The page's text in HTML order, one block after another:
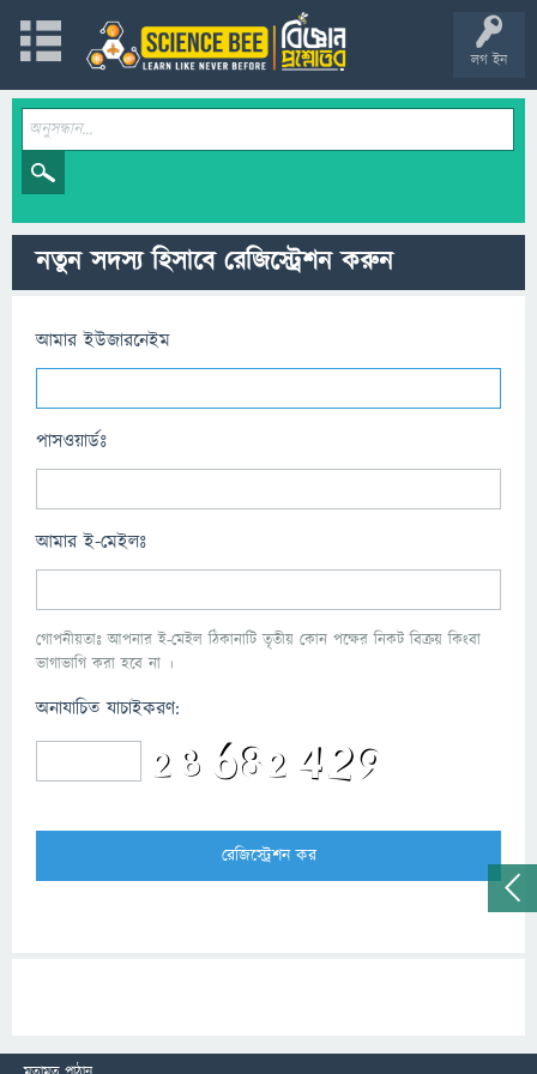
লগ ইন
নতুন সদস্য হিসাবে রেজিস্ট্রেশন করুন
আমার ইউজারনেইম
পাসওয়ার্ডঃ
আমার ই-মেইলঃ
গোপনীয়তাঃ আপনার ই-মেইল ঠিকানাটি তৃতীয় কোন পক্ষের নিকট বিক্রয় কিংবা
ভাগাভাগি করা হবে না ।
অনাযাচিত যাচাইকরণ: